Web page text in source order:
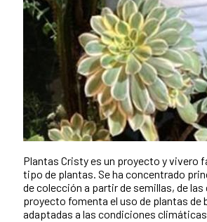
Plantas Cristy es un proyecto y vivero
tipo de plantas. Se ha concentrado
de colección a partir de semillas, de
proyecto fomenta el uso de plantas de
adaptadas a las condiciones